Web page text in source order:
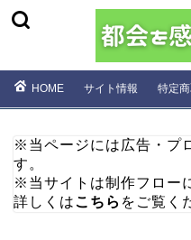
HOME サイト情報 特定
※当ページには広告・プ
す。
※当サイトは制作フロー
詳しくはこちら をご覧く